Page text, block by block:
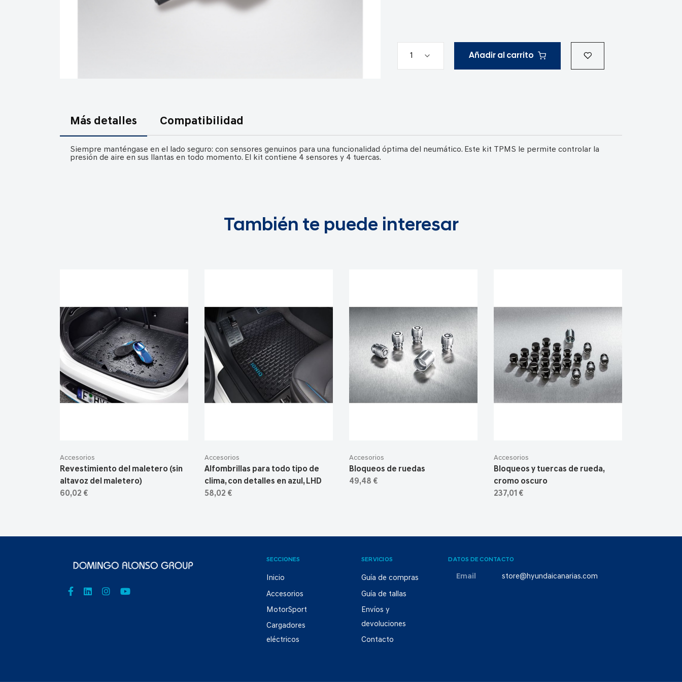
Añadir al carrito
comienzo
galería
Más detalles Compatibilidad
Siempre manténgase en el lado seguro: con sensores genuinos para una funcionalidad óptima del neumático. Este kit TPMS le permite controlar la
presión de aire en sus llantas en todo momento. El kit contiene 4 sensores y 4 tuercas.
También te puede interesar
Accesorios
Revestimiento del maletero (sin
altavoz del maletero)
60,02 €
Accesorios
Alfombrillas para todo tipo de
clima, con detalles en azul, LHD
58,02 €
Accesorios
Bloqueos de ruedas
49,48 €
Accesorios
Bloqueos y tuercas de rueda,
cromo oscuro
237,01 €
SECCIONES
Inicio
Accesorios
MotorSport
Cargadores
eléctricos
SERVICIOS
Guía de compras
Guía de tallas
Envíos y
devoluciones
Contacto
DATOS DE CONTACTO
Email store@hyundaicanarias.com